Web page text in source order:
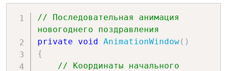
// Последовательная анимация
новогоднего поздравления
private
void AnimationWindow( )
{
// Координаты начального